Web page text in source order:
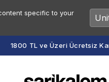
specific to your
Vade Farksız 2 veya 3 Taksit